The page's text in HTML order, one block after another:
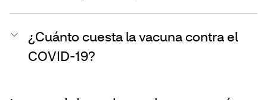
¿Cuánto cuesta la vacuna contra el
COVID-19?